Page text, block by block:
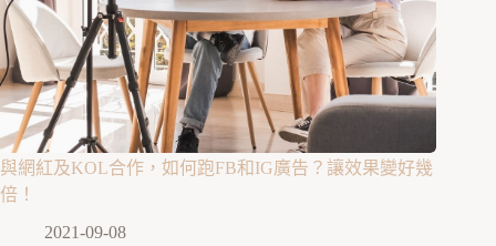
與網紅及KOL合作，如何跑FB和IG廣告？讓效果變好幾
倍！
2021-09-08